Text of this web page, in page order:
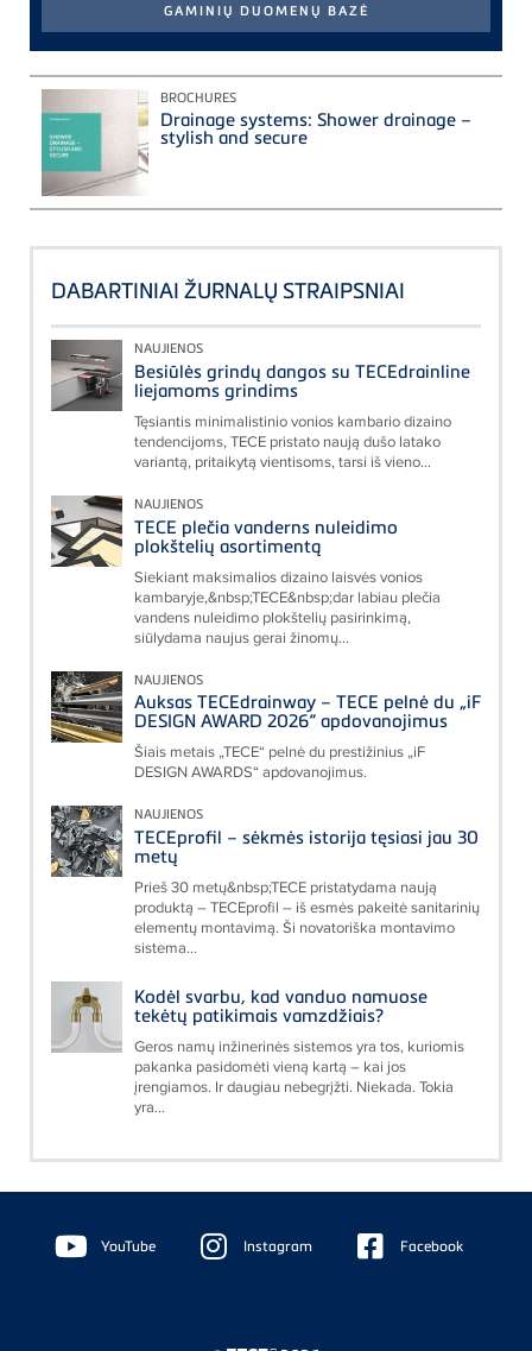
BROCHURES
Drainage systems: Shower drainage –
stylish and secure
DABARTINIAI ŽURNALŲ STRAIPSNIAI
NAUJIENOS
Besiūlės grindų dangos su TECEdrainline
liejamoms grindims
Tęsiantis minimalistinio vonios kambario dizaino
tendencijoms, TECE pristato naują dušo latako
variantą, pritaikytą vientisoms, tarsi iš vieno...
NAUJIENOS
TECE plečia vanderns nuleidimo
plokštelių asortimentą
Siekiant maksimalios dizaino laisvės vonios
kambaryje,&nbsp;TECE&nbsp;dar labiau plečia
vandens nuleidimo plokštelių pasirinkimą,
siūlydama naujus gerai žinomų...
NAUJIENOS
Auksas TECEdrainway – TECE pelnė du „iF
DESIGN AWARD 2026“ apdovanojimus
Šiais metais „TECE“ pelnė du prestižinius „iF
DESIGN AWARDS“ apdovanojimus.
NAUJIENOS
TECEprofil – sėkmės istorija tęsiasi jau 30
metų
Prieš 30 metų&nbsp;TECE pristatydama naują
produktą – TECEprofil – iš esmės pakeitė sanitarinių
elementų montavimą. Ši novatoriška montavimo
sistema...
Kodėl svarbu, kad vanduo namuose
tekėtų patikimais vamzdžiais?
Geros namų inžinerinės sistemos yra tos, kuriomis
pakanka pasidomėti vieną kartą – kai jos
įrengiamos. Ir daugiau nebegrįžti. Niekada. Tokia
yra...
Floating
Sidebar YouTube Instagram Facebook